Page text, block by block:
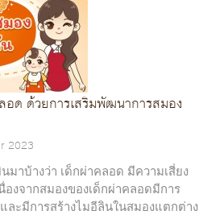
อด ด้วยการเสริมพัฒนาการสมอง
2023
าบ้างว่า เด็กผ่าคลอด มีความเสี่ยง
งจากสมองของเด็กผ่าคลอดมีการ
ละมีการสร้างไมอีลินในสมองแตกต่าง